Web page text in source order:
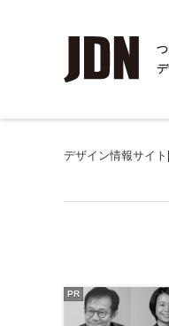
デザイン情報サイト
PR